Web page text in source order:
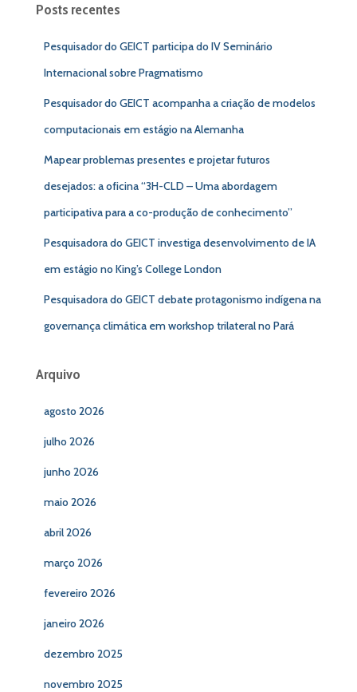
Posts recentes
Pesquisador do GEICT participa do IV Seminário
Internacional sobre Pragmatismo
Pesquisador do GEICT acompanha a criação de modelos
computacionais em estágio na Alemanha
Mapear problemas presentes e projetar futuros
desejados: a oficina “3H-CLD – Uma abordagem
participativa para a co-produção de conhecimento”
Pesquisadora do GEICT investiga desenvolvimento de IA
em estágio no King’s College London
Pesquisadora do GEICT debate protagonismo indígena na
governança climática em workshop trilateral no Pará
Arquivo
agosto 2026
julho 2026
junho 2026
maio 2026
abril 2026
março 2026
fevereiro 2026
janeiro 2026
dezembro 2025
novembro 2025